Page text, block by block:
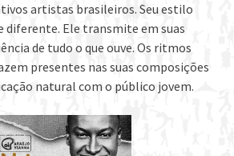
artistas brasileiros. Seu estilo
diferente. Ele transmite em suas
de tudo o que ouve. Os ritmos
presentes nas suas composições
natural com o público jovem.